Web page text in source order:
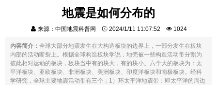
地震是如何分布的
来源：中国地震科普网 2024/1/11 11:07:52 1024
内容简介：全球大部分地震发生在大构造板块的边界上，一部分发生在板块
内部的活动断裂上。根据全球构造板块学说，地壳被一些构造活动带分割为
彼此相对运动的板块，板块当中有的块大，有的块小。六个大的板块为：太
平洋板块、亚欧板块、非洲板块、美洲板块、印度洋板块和南极板块。经科
学研究，全球主要地震活动带有三个：1）环太平洋地震带：即太平洋的周边